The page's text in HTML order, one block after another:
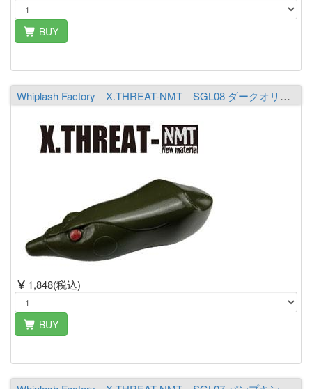
BUY
Whiplash Factory X.THREAT-NMT SGL08 ダークオリーブ
1,848(税込)
BUY